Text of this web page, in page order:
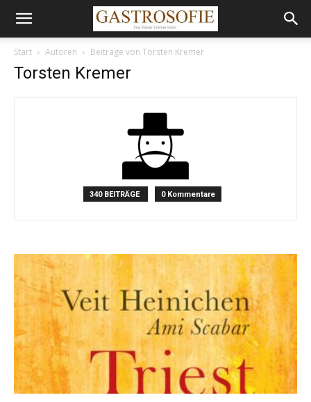
Start Autoren Beiträge von Torsten Kremer
Torsten Kremer
340 BEITRÄGE 0 Kommentare